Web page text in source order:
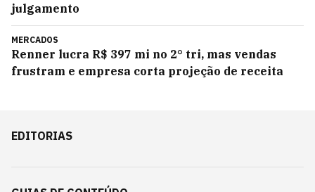
julgamento
MERCADOS
Renner lucra R$ 397 mi no 2° tri, mas vendas
frustram e empresa corta projeção de receita
EDITORIAS